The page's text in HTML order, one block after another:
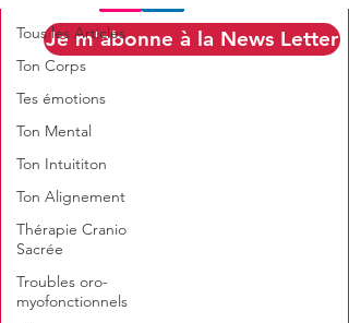
Je m'abonne à la News Letter
Tous les Articles
Ton Corps
Tes émotions
Ton Mental
Ton Intuititon
Ton Alignement
Thérapie Cranio
Sacrée
Troubles oro-
myofonctionnels